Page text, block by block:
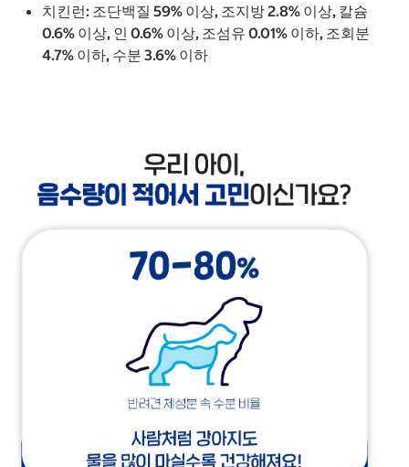
치킨런: 조단백질 59% 이상, 조지방 2.8% 이상, 칼슘
0.6% 이상, 인 0.6% 이상, 조섬유 0.01% 이하, 조회분
4.7% 이하, 수분 3.6% 이하